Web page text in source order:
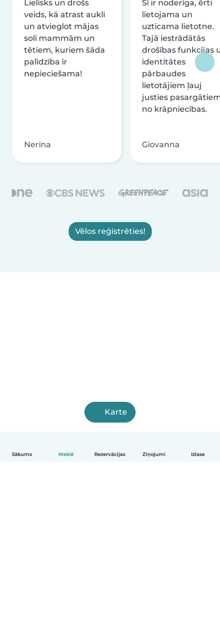
Sākums Meklē Rezervācijas Ziņojumi Izlase
Lielisks un drošs
veids, kā atrast aukli
un atvieglot mājas
soli mammām un
tētiem, kuriem šāda
palīdzība ir
nepieciešama!
Nerina
Šī ir noderīga, ērti
lietojama un
uzticama lietotne.
Tajā iestrādātās
drošības funkcijas
identitātes
pārbaudes
lietotājiem ļauj
justies
no krāpniecības.
Giovanna
Vēlos reģistrēties!
Karte